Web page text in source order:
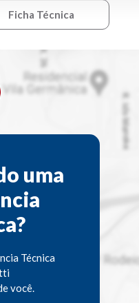
Ficha Técnica
uma
Técnica
você.